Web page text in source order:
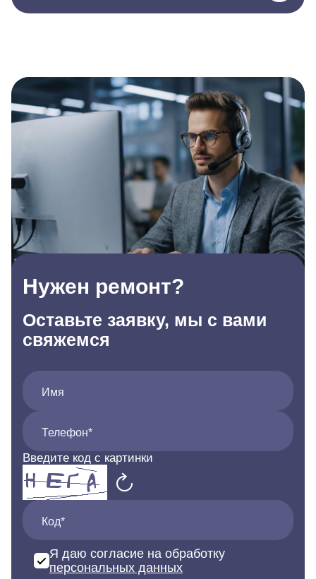
Нужен ремонт?
Оставьте заявку, мы с вами
свяжемся
Имя
Телефон*
Введите код с картинки
Код*
Я даю согласие на обработку
персональных данных